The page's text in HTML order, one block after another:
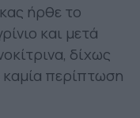
ήρθε το
και μετά
δίχως
καμία περίπτωση